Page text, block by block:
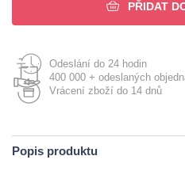
PŘIDAT
Odeslání do 24 hodin
400 000 + odeslaných
Vrácení zboží do 14 dnů
Popis produktu